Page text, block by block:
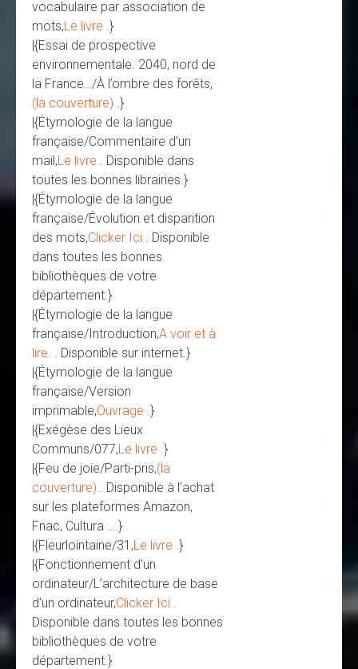
vocabulaire par association de
mots,Le livre .}
|{Essai de prospective
environnementale. 2040, nord de
la France…/À l’ombre des forêts,
(la couverture) .}
|{Étymologie de la langue
française/Commentaire d’un
mail,Le livre . Disponible dans
toutes les bonnes librairies.}
|{Étymologie de la langue
française/Évolution et disparition
des mots,Clicker Ici . Disponible
dans toutes les bonnes
bibliothèques de votre
département.}
|{Étymologie de la langue
française/Introduction,A voir et à
lire. . Disponible sur internet.}
|{Étymologie de la langue
française/Version
imprimable,Ouvrage .}
|{Exégèse des Lieux
Communs/077,Le livre .}
|{Feu de joie/Parti-pris,(la
couverture) . Disponible à l’achat
sur les plateformes Amazon,
Fnac, Cultura ….}
|{Fleurlointaine/31,Le livre .}
|{Fonctionnement d’un
ordinateur/L’architecture de base
d’un ordinateur,Clicker Ici .
Disponible dans toutes les bonnes
bibliothèques de votre
département.}